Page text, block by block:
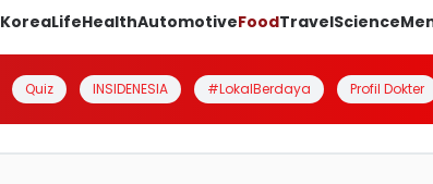
KoreaLifeHealthAutomotiveFoodTravelScience
Quiz INSIDENESIA #LokalBerdaya Profil Dokter